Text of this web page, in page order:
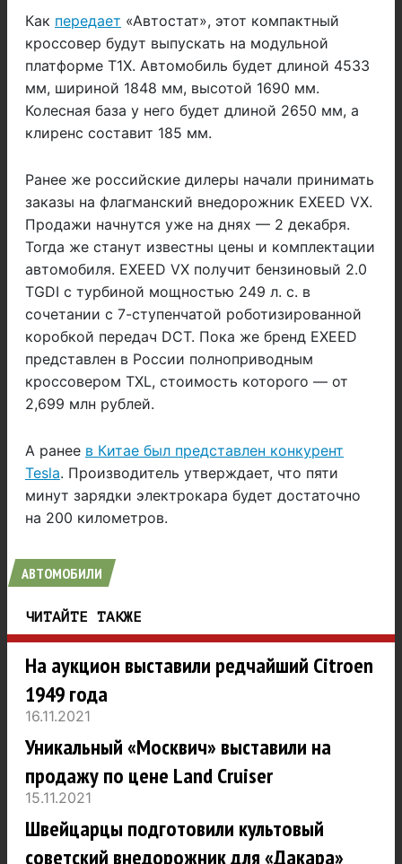
Как передает «Автостат», этот компактный
кроссовер будут выпускать на модульной
платформе T1X. Автомобиль будет длиной 4533
мм, шириной 1848 мм, высотой 1690 мм.
Колесная база у него будет длиной 2650 мм, а
клиренс составит 185 мм.
Ранее же российские дилеры начали принимать
заказы на флагманский внедорожник EXEED VX.
Продажи начнутся уже на днях — 2 декабря.
Тогда же станут известны цены и комплектации
автомобиля. EXEED VX получит бензиновый 2.0
TGDI с турбиной мощностью 249 л. с. в
сочетании с 7-ступенчатой роботизированной
коробкой передач DCT. Пока же бренд EXEED
представлен в России полноприводным
кроссовером TXL, стоимость которого — от
2,699 млн рублей.
А ранее в Китае был представлен конкурент
Tesla. Производитель утверждает, что пяти
минут зарядки электрокара будет достаточно
на 200 километров.
АВТОМОБИЛИ
ЧИТАЙТЕ ТАКЖЕ
На аукцион выставили редчайший Citroen
1949 года
16.11.2021
Уникальный «Москвич» выставили на
продажу по цене Land Cruiser
15.11.2021
Швейцарцы подготовили культовый
советский внедорожник для «Дакара»